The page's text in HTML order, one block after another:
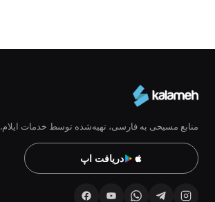
منابع مسیحی به فارسی، تهیه‌شده توسط خدمات ایلام.
دریافت اپ